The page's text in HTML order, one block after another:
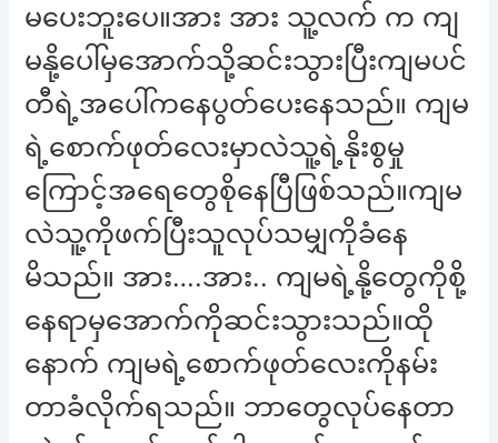
မပေးဘူးပေ။အား အား သူ့လက် က ကျ
မနို့ပေါ်မှအောက်သို့ဆင်းသွားပြီးကျမပင်
တီရဲ့အပေါ်ကနေပွတ်ပေးနေသည်။ ကျမ
ရဲ့စောက်ဖုတ်လေးမှာလဲသူ့ရဲ့နိုးစွမှု
ကြောင့်အရေတွေစိုနေပြီဖြစ်သည်။ကျမ
လဲသူ့ကိုဖက်ပြီးသူလုပ်သမျှကိုခံနေ
မိသည်။ အား….အား.. ကျမရဲ့နို့တွေကိုစို့
နေရာမှအောက်ကိုဆင်းသွားသည်။ထို
နောက် ကျမရဲ့စောက်ဖုတ်လေးကိုနမ်း
တာခံလိုက်ရသည်။ ဘာတွေလုပ်နေတာ